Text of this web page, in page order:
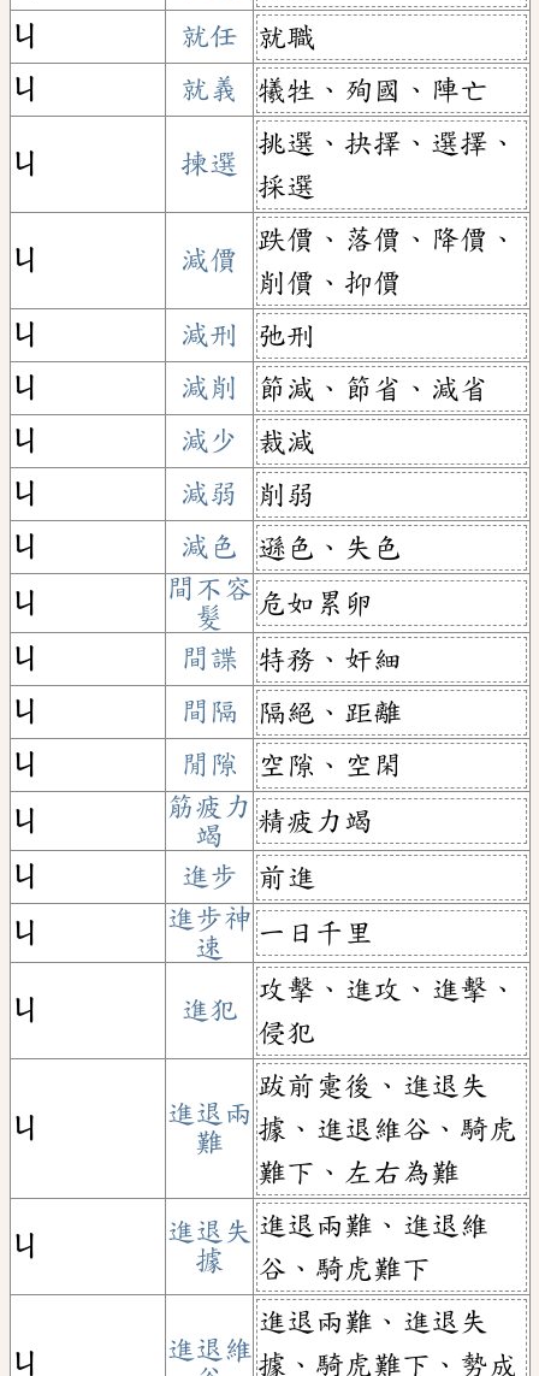
ㄐ
就任
就職
ㄐ
就義 犧牲、殉國、陣亡
ㄐ 揀選
挑選、抉擇、選擇、
採選
ㄐ 減價
跌價、落價、降價、
削價、抑價
ㄐ
減刑
弛刑
ㄐ
減削
節減、節省、減省
ㄐ
減少
裁減
ㄐ
減弱
削弱
ㄐ
減色
遜色、失色
ㄐ
間不容
髮
危如累卵
ㄐ
間諜
特務、奸細
ㄐ
間隔
隔絕、距離
ㄐ
閒隙
空隙、空閑
ㄐ
筋疲力
竭
精疲力竭
ㄐ
進步
前進
ㄐ
進步神
速
一日千里
ㄐ 進犯
攻擊、進攻、進擊、
侵犯
ㄐ
進退兩
難
跋前疐後、進退失
據、進退維谷、騎虎
難下、左右為難
ㄐ
進退失
據
進退兩難、進退維
谷、騎虎難下
ㄐ
進退維
進退兩難、進退失
據、騎虎難下、勢成